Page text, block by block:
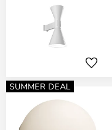
SUMMER DEAL